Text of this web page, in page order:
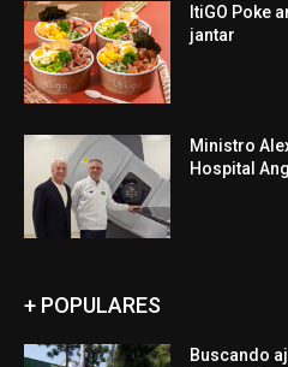
ItiGO Poke
jantar
Ministro
Hospital
+ POPULARES
Buscando